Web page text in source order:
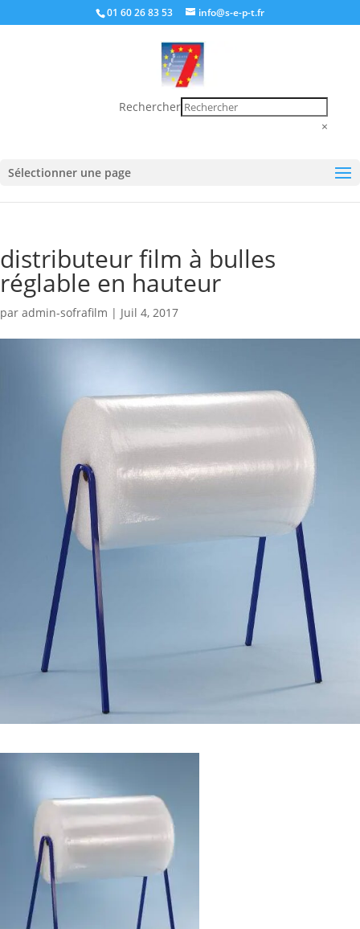
01 60 26 83 53 info@s-e-p-t.fr
Rechercher
×
Sélectionner une page
distributeur film à bulles
réglable en hauteur
par admin-sofrafilm | Juil 4, 2017